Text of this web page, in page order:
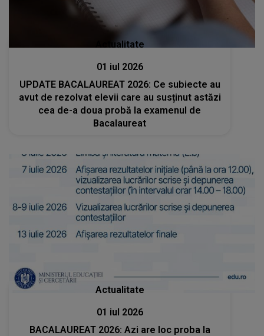
Actualitate
01 iul 2026
UPDATE BACALAUREAT 2026: Ce subiecte au
avut de rezolvat elevii care au susținut astăzi
cea de-a doua probă la examenul de
Bacalaureat
Actualitate
01 iul 2026
BACALAUREAT 2026: Azi are loc proba la